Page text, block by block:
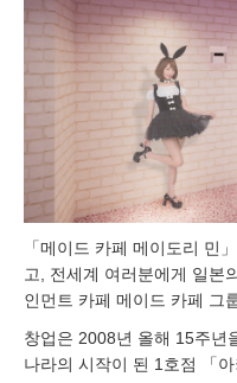
「메이드 카페 메이도리 민
고, 전세계 여러분에게 일본
인먼트 카페 메이드 카페 그
창업은 2008년 올해 15주년
나라의 시작이 된 1호점 「